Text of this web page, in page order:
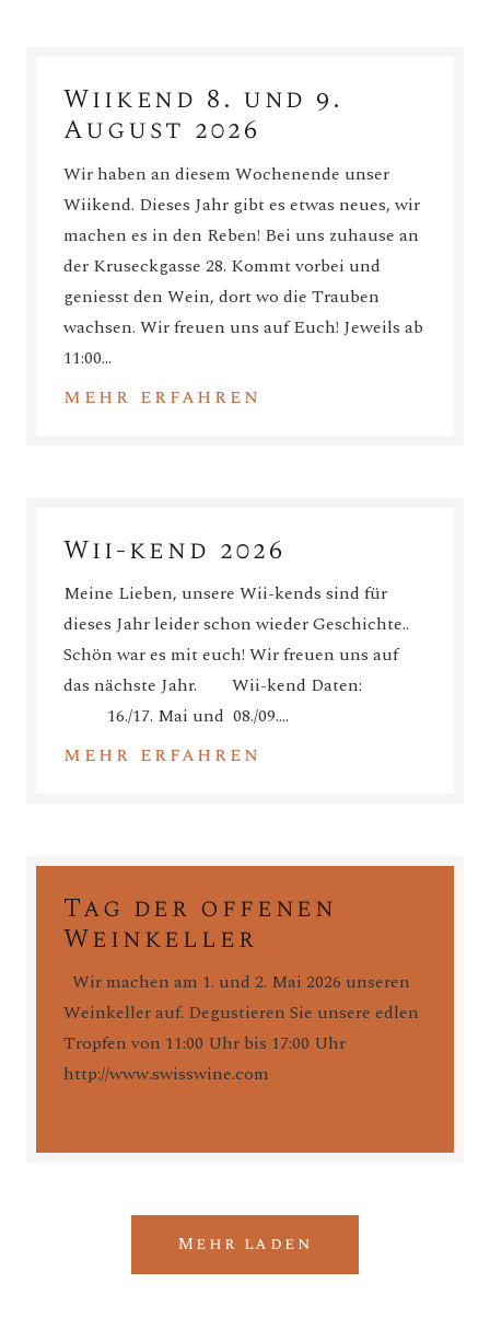
Wiikend 8. und 9.
August 2026
Wir haben an diesem Wochenende unser
Wiikend. Dieses Jahr gibt es etwas neues, wir
machen es in den Reben! Bei uns zuhause an
der Kruseckgasse 28. Kommt vorbei und
geniesst den Wein, dort wo die Trauben
wachsen. Wir freuen uns auf Euch! Jeweils ab
11:00…
mehr erfahren
Wii-kend 2026
Meine Lieben, unsere Wii-kends sind für
dieses Jahr leider schon wieder Geschichte..
Schön war es mit euch! Wir freuen uns auf
das nächste Jahr. Wii-kend Daten:
16./17. Mai und 08./09.…
mehr erfahren
Tag der offenen
Weinkeller
Wir machen am 1. und 2. Mai 2026 unseren
Weinkeller auf. Degustieren Sie unsere edlen
Tropfen von 11:00 Uhr bis 17:00 Uhr
http://www.swisswine.com
Mehr laden